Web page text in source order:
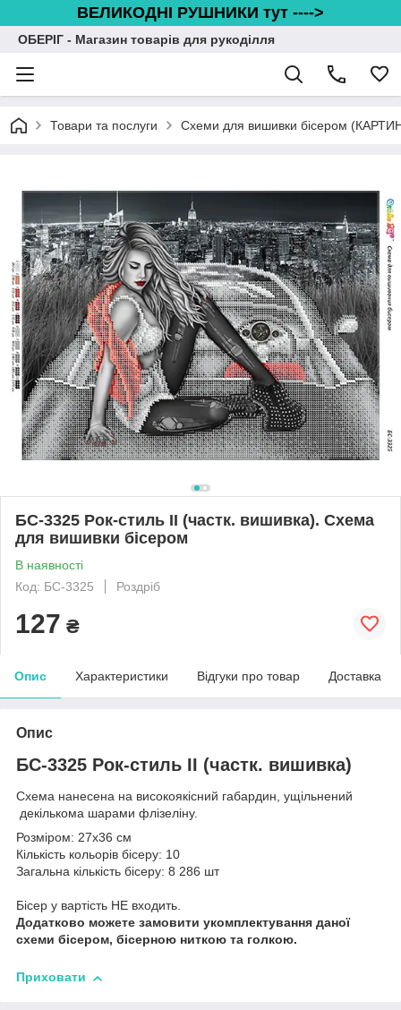
ВЕЛИКОДНІ РУШНИКИ тут ---->
ОБЕРІГ - Магазин товарів для рукоділля
Товари та послуги Схеми для вишивки бісером
БС-3325 Рок-стиль II (частк. вишивка). Схема
для вишивки бісером
В наявності
Код: БС-3325
Роздріб
127 ₴
Опис Характеристики Відгуки про товар Доставка
Опис
БС-3325 Рок-стиль II (частк. вишивка)
Схема нанесена на високоякісний габардин, ущільнений
декількома шарами флізеліну.
Розміром: 27х36 см
Кількість кольорів бісеру: 10
Загальна кількість бісеру: 8 286 шт
Бісер у вартість НЕ входить.
Додатково можете замовити укомплектування даної
схеми бісером, бісерною ниткою та голкою.
Приховати